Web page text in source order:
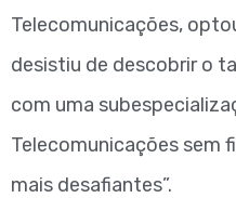
Telecomunicações,
desistiu de descobrir o
com uma
Telecomunicações sem
mais desafiantes”.